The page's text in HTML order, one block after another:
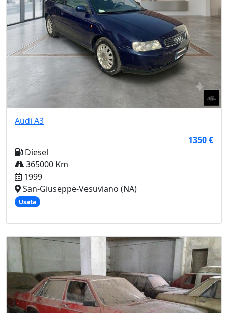
Audi A3
1350 €
Diesel
365000 Km
1999
San-Giuseppe-Vesuviano (NA)
Usata